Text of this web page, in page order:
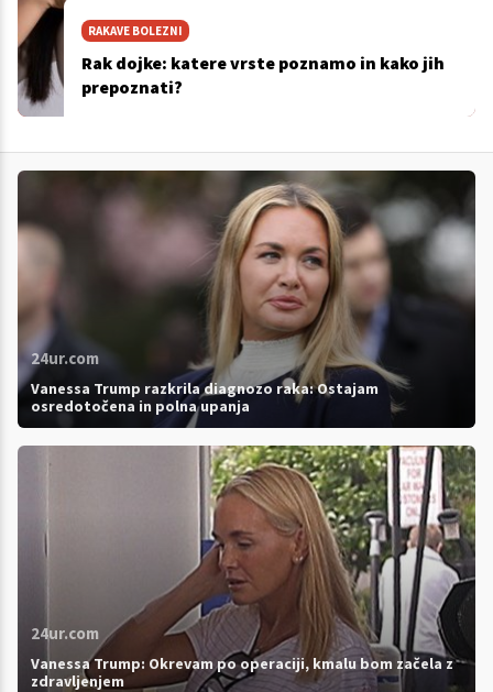
RAKAVE BOLEZNI
Rak dojke: katere vrste poznamo in kako jih
prepoznati?
24ur.com
Vanessa Trump razkrila diagnozo raka: Ostajam
osredotočena in polna upanja
24ur.com
Vanessa Trump: Okrevam po operaciji, kmalu bom začela z
zdravljenjem